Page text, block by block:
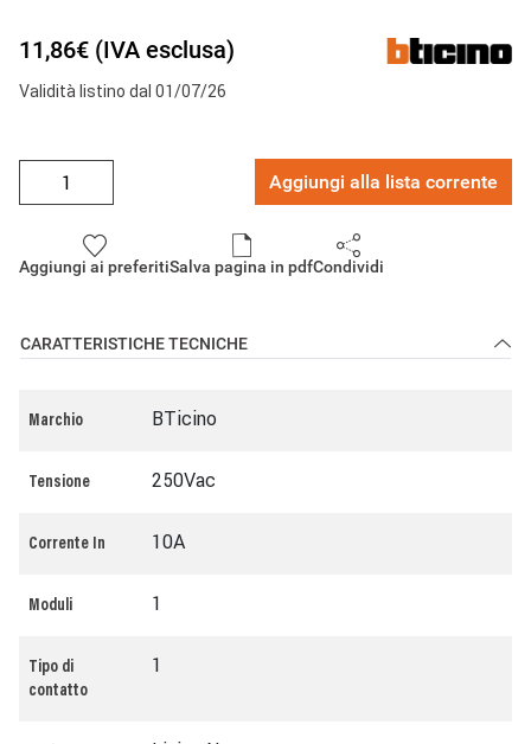
11,86€ (IVA esclusa)
Validità listino dal 01/07/26
Aggiungi alla lista corrente
Aggiungi ai preferitiSalva pagina in pdfCondividi
CARATTERISTICHE TECNICHE
Marchio BTicino
Tensione 250Vac
Corrente In 10A
Moduli 1
Tipo di
contatto
1